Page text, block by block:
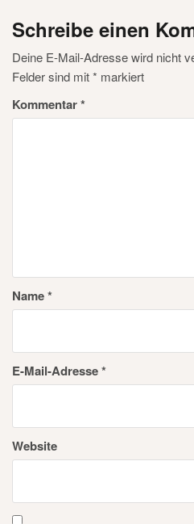
Schreibe einen
Deine E-Mail-Adresse wird nicht
Felder sind mit* markiert
Kommentar*
Name*
E-Mail-Adresse*
Website